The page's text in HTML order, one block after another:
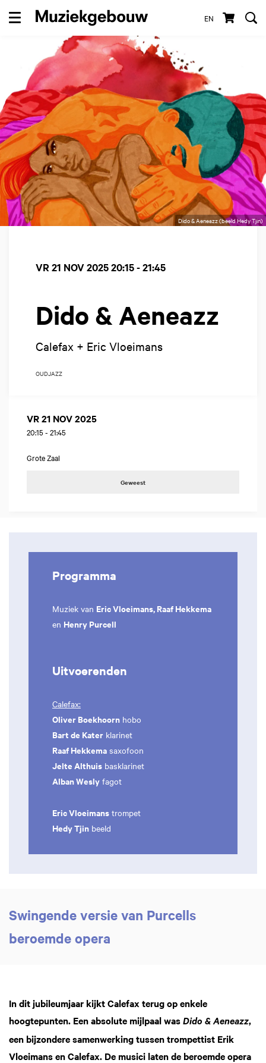
EN
Menu
Dido & Aeneazz (beeld Hedy Tjin)
Dido & Aeneazz
Calefax + Eric Vloeimans
VR 21 NOV 202520:15 - 21:45
OUDJAZZ
VR 21 NOV 2025
20:15 - 21:45
Grote Zaal
Geweest
Programma
Muziek van Eric Vloeimans, Raaf Hekkema
en Henry Purcell
Uitvoerenden
Calefax:
Oliver Boekhoorn hobo
Bart de Kater klarinet
Raaf Hekkema saxofoon
Jelte Althuis basklarinet
Alban Wesly fagot
Eric Vloeimans trompet
Hedy Tjin beeld
Swingende versie van Purcells
beroemde opera
In dit jubileumjaar kijkt Calefax terug op enkele
hoogtepunten. Een absolute mijlpaal was Dido & Aeneazz,
een bijzondere samenwerking tussen trompettist Erik
Vloeimans en Calefax. De musici laten de beroemde opera